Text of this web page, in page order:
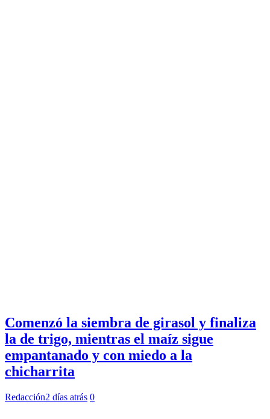
Comenzó la siembra de girasol y finaliza
la de trigo, mientras el maíz sigue
empantanado y con miedo a la
chicharrita
Redacción2 días atrás 0